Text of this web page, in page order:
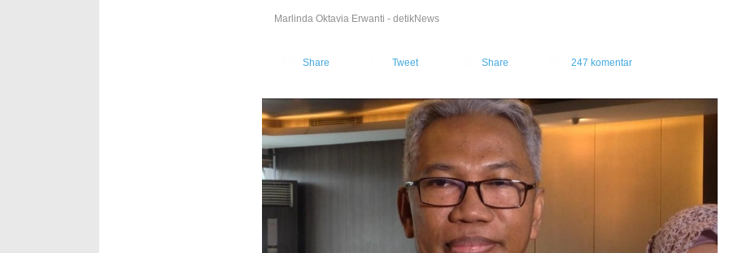
Marlinda Oktavia Erwanti - detikNews
Share Tweet Share 247 komentar